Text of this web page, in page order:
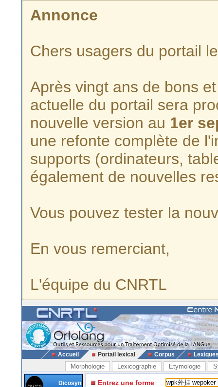
Annonce
Chers usagers du portail
Après vingt ans de bons
actuelle du portail sera
nouvelle version au 1er
une refonte complète de
supports (ordinateurs,
également de nouvelles
Vous pouvez tester la
En vous remerciant,
L'équipe du CNRTL
Accueil Portail lexical Corpus
Morphologie Lexicographie Etymologie
Dicosyn
Entrez une forme